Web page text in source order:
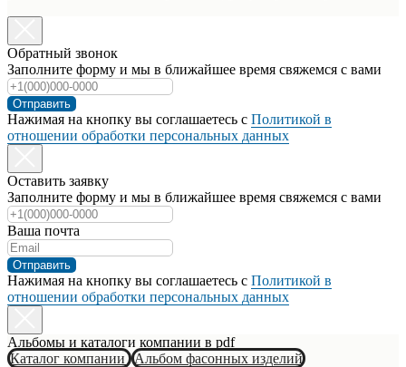
Обратный звонок
Заполните форму и мы в ближайшее время свяжемся с вами
Отправить
Нажимая на кнопку вы соглашаетесь с Политикой в
отношении обработки персональных данных
Оставить заявку
Заполните форму и мы в ближайшее время свяжемся с вами
Ваша почта
Отправить
Нажимая на кнопку вы соглашаетесь с Политикой в
отношении обработки персональных данных
Альбомы и каталоги компании в pdf
Каталог компании
Альбом фасонных изделий